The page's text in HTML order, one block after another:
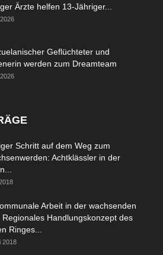
Ärzte helfen 13-Jähriger...
Geflüchteter und
werden zum Dreamteam
Schritt auf dem Weg zum
Achtklässler in der
Arbeit in der wachsenden
Regionales Handlungskonzept des
Ringes...
2018